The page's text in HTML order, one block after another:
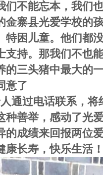
们不能忘本，我们
金寨县光爱学校的
特困儿童。他们都
支持。那我们不也
的三头猪中最大的
意了
通过电话联系，将
种善举， 感动了光
的成绩来回报两位
康长寿，快乐生活